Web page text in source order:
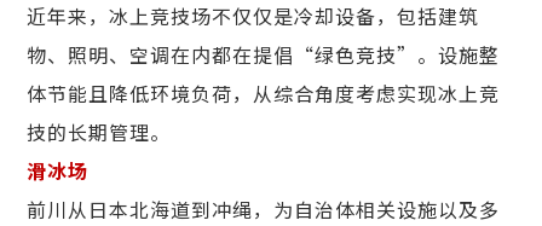
近年来，冰上竞技场不仅仅是冷却设备，包括建筑
物、照明、空调在内都在提倡“绿色竞技”。设施整
体节能且降低环境负荷，从综合角度考虑实现冰上竞
技的长期管理。
滑冰场
前川从日本北海道到冲绳，为自治体相关设施以及多